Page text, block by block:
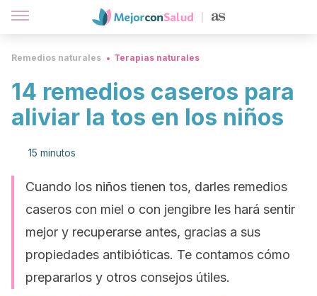
Remedios naturales Terapias naturales
14 remedios caseros para
aliviar la tos en los niños
15 minutos
Cuando los niños tienen tos, darles remedios
caseros con miel o con jengibre les hará sentir
mejor y recuperarse antes, gracias a sus
propiedades antibióticas. Te contamos cómo
prepararlos y otros consejos útiles.